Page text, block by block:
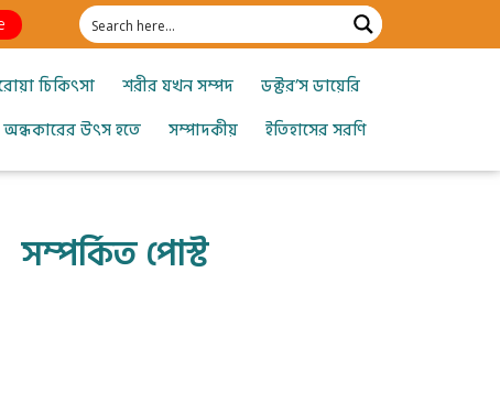
চিকিৎসা শরীর যখন সম্পদ
ডক্টর’স ডায়েরি
অন্ধকারের উৎস হতে সম্পাদকীয় ইতিহাসের সরণি
সম্পর্কিত পোস্ট